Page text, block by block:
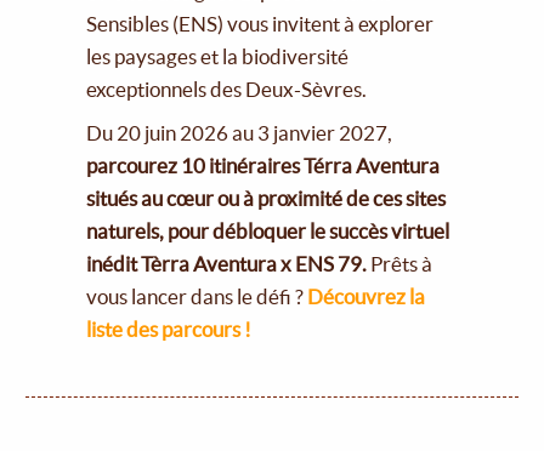
Sensibles (ENS) vous invitent à explorer
les paysages et la biodiversité
exceptionnels des Deux-Sèvres.
Du 20 juin 2026 au 3 janvier 2027,
parcourez 10 itinéraires Térra Aventura
situés au cœur ou à proximité de ces sites
naturels, pour débloquer le succès virtuel
inédit Tèrra Aventura x ENS 79. Prêts à
vous lancer dans le défi ? Découvrez la
liste des parcours !